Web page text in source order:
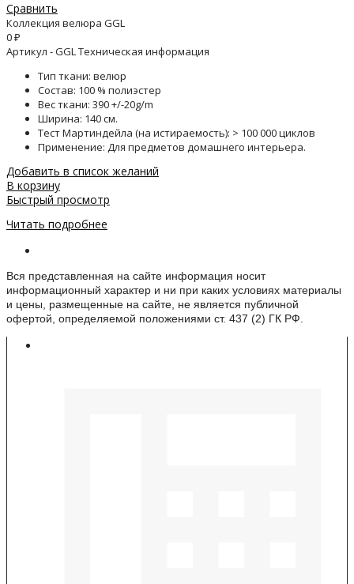
Сравнить
Коллекция велюра GGL
0₽
Артикул - GGL Техническая информация
Тип ткани: велюр
Состав: 100 % полиэстер
Вес ткани: 390 +/-20g/m
Ширина: 140 см.
Тест Мартиндейла (на истираемость): > 100 000 циклов
Применение: Для предметов домашнего интерьера.
Добавить в список желаний
В корзину
Быстрый просмотр
Читать подробнее
Вся представленная на сайте информация носит
информационный характер и ни при каких условиях материалы
и цены, размещенные на сайте, не является публичной
офертой, определяемой положениями ст. 437 (2) ГК РФ.